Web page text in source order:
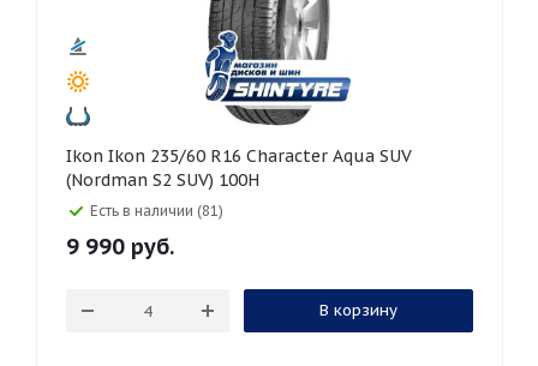
Ikon Ikon 235/60 R16 Character Aqua SUV
(Nordman S2 SUV) 100H
Есть в наличии (81)
9 990 руб.
В корзину